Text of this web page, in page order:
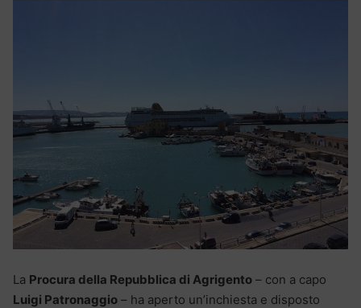
La Procura della Repubblica di Agrigento – con a capo
Luigi Patronaggio – ha aperto un’inchiesta e disposto